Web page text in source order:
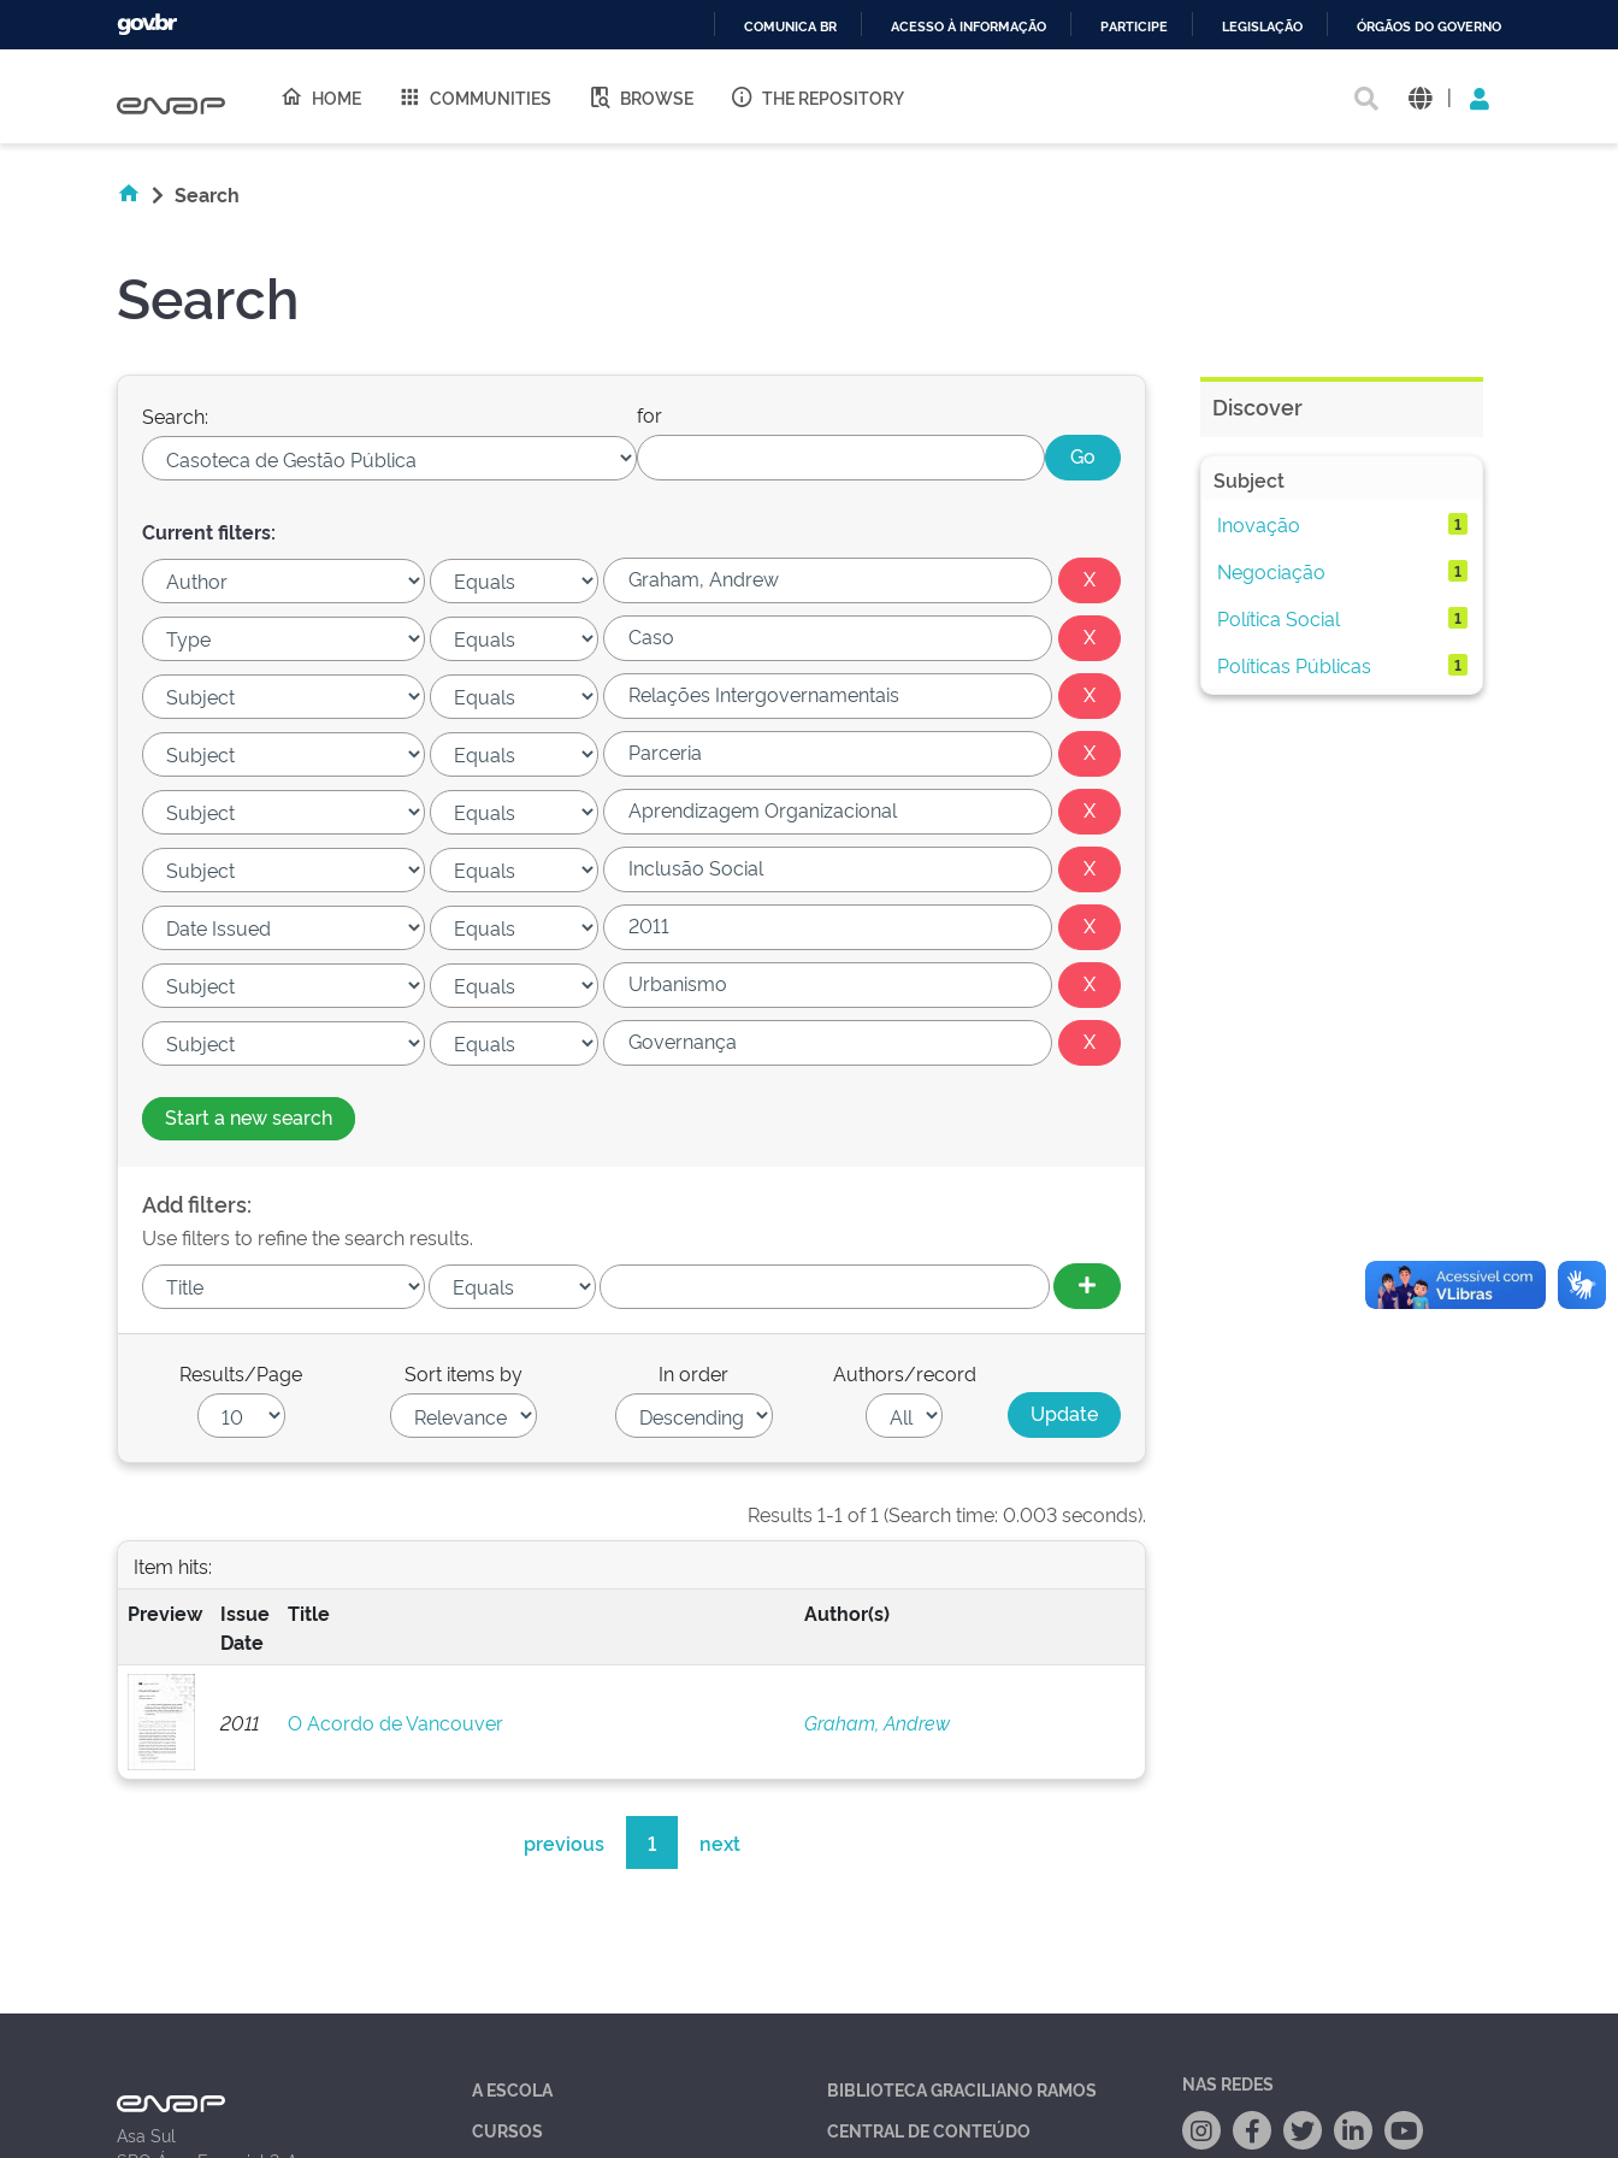
O
COMUNICA BR ACESSO À INFORMAÇÃO PARTICIPE LEGISLAÇÃO ÓRGÃOS DO GOVERNO
HOME COMMUNITIES BROWSE THE REPOSITORY |
Search
Search
Search: for
Current filters:
Start a new search
Add filters:
Use filters to refine the search results.
Results/Page Sort items by In order Authors/record
Results 1-1 of 1 (Search time: 0.003 seconds).
Item hits:
Preview
Issue
Date
Title Author(s)
2011 O Acordo de Vancouver Graham, Andrew
previous 1 next
Discover
Subject
Inovação
1
Negociação 1
Política Social 1
Políticas Públicas 1
Asa Sul
A ESCOLA
CURSOS
BIBLIOTECA GRACILIANO RAMOS
CENTRAL DE CONTEÚDO
NAS REDES